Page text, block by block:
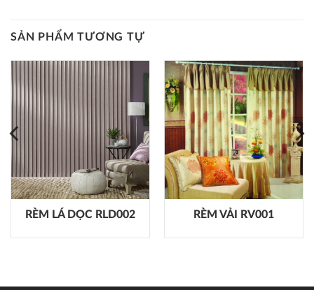
SẢN PHẨM TƯƠNG TỰ
RÈM LÁ DỌC RLD002 RÈM VẢI RV001